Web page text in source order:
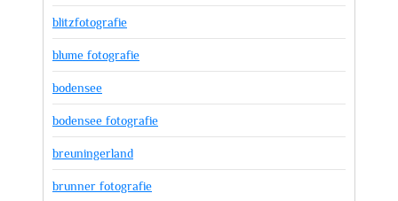
blitzfotografie
blume fotografie
bodensee
bodensee fotografie
breuningerland
brunner fotografie